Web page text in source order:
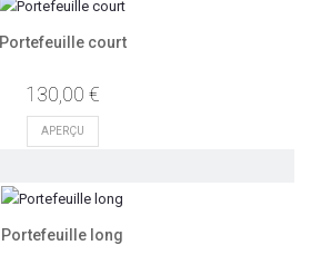
Portefeuille court
130,00 €
APERÇU
Portefeuille long